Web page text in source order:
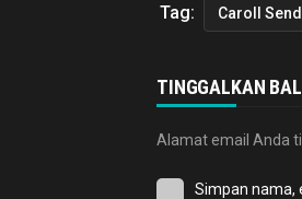
Tag: Caroll
TINGGALKAN
Alamat email Anda
Simpan nama,